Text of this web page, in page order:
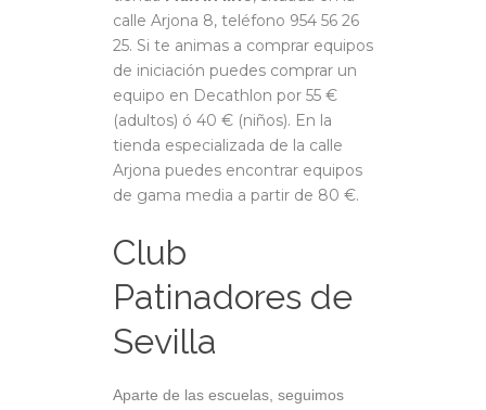
calle Arjona 8, teléfono 954 56 26
25. Si te animas a comprar equipos
de iniciación puedes comprar un
equipo en Decathlon por 55 €
(adultos) ó 40 € (niños). En la
tienda especializada de la calle
Arjona puedes encontrar equipos
de gama media a partir de 80 €.
Club
Patinadores de
Sevilla
Aparte de las escuelas, seguimos